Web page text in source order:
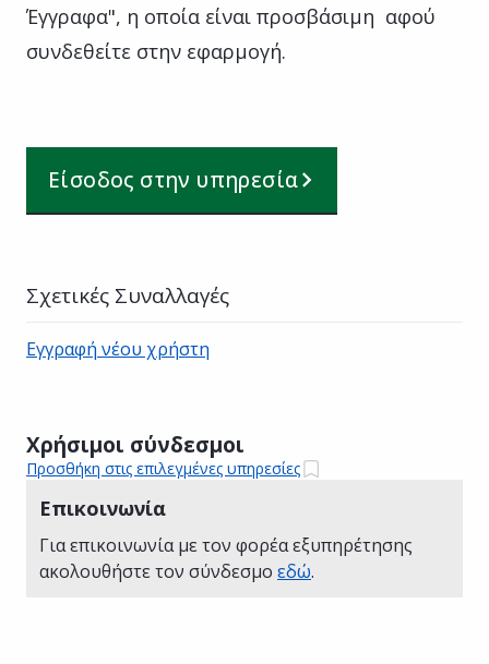
Έγγραφα", η οποία είναι προσβάσιμη αφού
συνδεθείτε στην εφαρμογή.
Είσοδος στην υπηρεσία
Χρήσιμοι σύνδεσμοι
Προσθήκη στις επιλεγμένες υπηρεσίες
Επικοινωνία
Για επικοινωνία με τον φορέα εξυπηρέτησης
ακολουθήστε τον σύνδεσμο εδώ.
Σχετικές Συναλλαγές
Εγγραφή νέου χρήστη